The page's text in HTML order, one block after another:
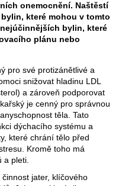
onemocnění. Naštěstí
které mohou v tomto
bylin, které
plánu nebo
pro své protizánětlivé a
snižovat hladinu LDL
a zároveň podporovat
je cenný pro správnou
těla. Tato
dýchacího systému a
které chrání tělo před
Kromě toho má
a pleti.
jater, klíčového